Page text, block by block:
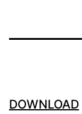
DOWNLOAD